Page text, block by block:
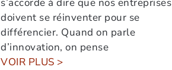
doivent se réinventer pour se
différencier. Quand on parle
d’innovation, on pense
VOIR PLUS >